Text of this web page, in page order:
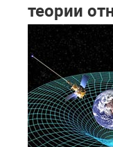
теории